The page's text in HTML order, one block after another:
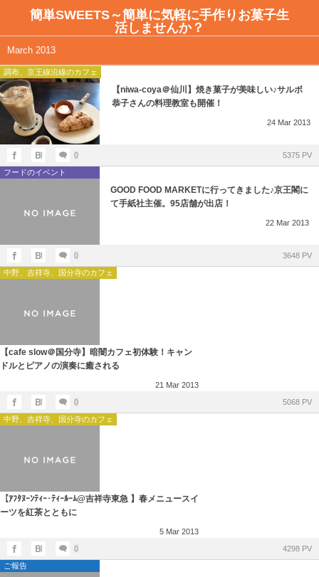
簡単SWEETS～簡単に気軽に手作りお菓子生
活しませんか？
March 2013
調布、京王線沿線のカフェ
【niwa-coya＠仙川】焼き菓子が美味しい♪サルボ
恭子さんの料理教室も開催！
24 Mar 2013
0
5375 PV
フードのイベント
GOOD FOOD MARKETに行ってきました♪京王閣に
て手紙社主催。95店舗が出店！
22 Mar 2013
0
3648 PV
中野、吉祥寺、国分寺のカフェ
【cafe slow＠国分寺】暗闇カフェ初体験！キャン
ドルとピアノの演奏に癒される
21 Mar 2013
0
5068 PV
中野、吉祥寺、国分寺のカフェ
【ｱﾌﾀﾇｰﾝﾃｨｰ･ﾃｨｰﾙｰﾑ@吉祥寺東急 】春メニュースイ
ーツを紅茶とともに
5 Mar 2013
0
4298 PV
ご報告
ご予約はこちらから
日程とレッスンテーマ
簡単SWEETSレシピ
お店紹介ーカフェ